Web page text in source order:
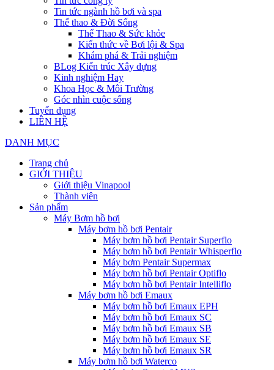
Tin tức ngành hồ bơi và spa
Thể thao & Đời Sống
Thể Thao & Sức khỏe
Kiến thức về Bơi lội & Spa
Khám phá & Trải nghiệm
BLog Kiến trúc Xây dựng
Kinh nghiệm Hay
Khoa Học & Môi Trường
Góc nhìn cuộc sống
Tuyển dụng
LIÊN HỆ
DANH MỤC
Trang chủ
GIỚI THIỆU
Giới thiệu Vinapool
Thành viên
Sản phẩm
Máy Bơm hồ bơi
Máy bơm hồ bơi Pentair
Máy bơm hồ bơi Pentair Superflo
Máy bơm hồ bơi Pentair Whisperflo
Máy bơm Pentair Supermax
Máy bơm hồ bơi Pentair Optiflo
Máy bơm hồ bơi Pentair Intelliflo
Máy bơm hồ bơi Emaux
Máy bơm hồ bơi Emaux EPH
Máy bơm hồ bơi Emaux SC
Máy bơm hồ bơi Emaux SB
Máy bơm hồ bơi Emaux SE
Máy bơm hồ bơi Emaux SR
Máy bơm hồ bơi Waterco